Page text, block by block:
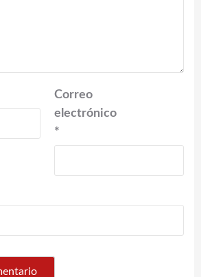
Correo
electrónico
*